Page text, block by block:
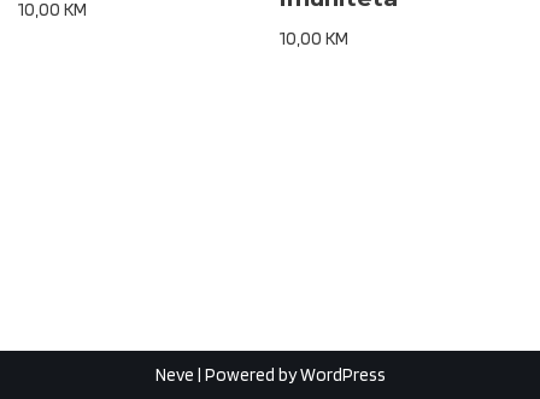
10,00 KM
10,00KM
Neve | Powered byWordPress